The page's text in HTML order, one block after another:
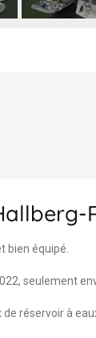
bien équipé.
seulement
réservoir à